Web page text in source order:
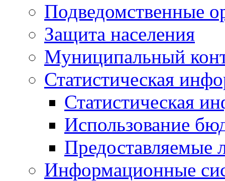
Подведомственные
Защита населения
Муниципальный
Статистическая
Статистическая
Использование
Предоставляемые
Информационные